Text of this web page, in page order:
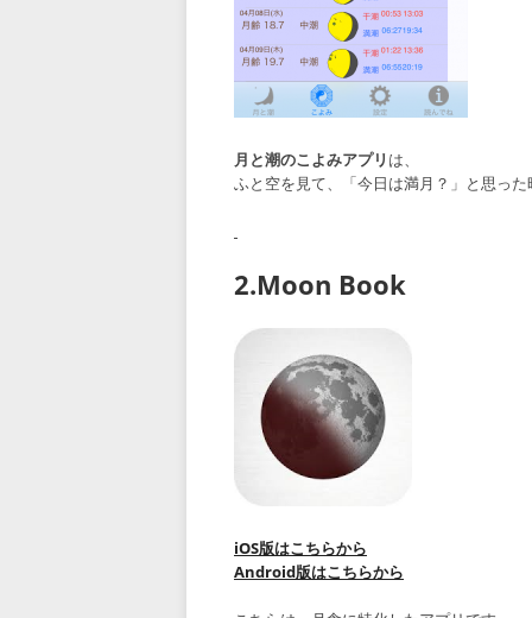
月と潮のこよみアプリ は、
ふと空を見て、「今日は満月？」と思っ
2.Moon Book
iOS版はこちらから
Android版はこちらから